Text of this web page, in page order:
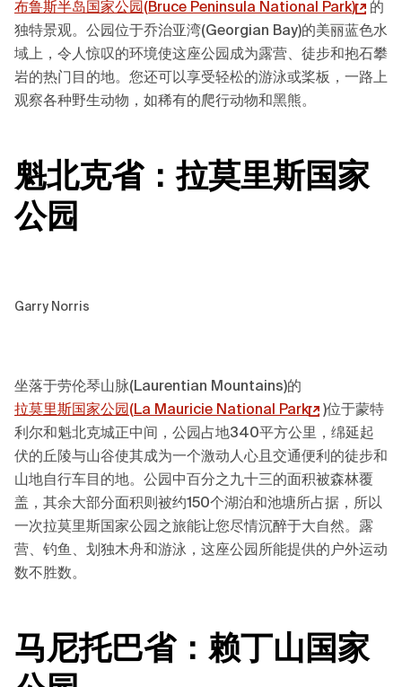
布鲁斯半岛国家公园(Bruce Peninsula National Park)
的
独特景观。公园位于乔治亚湾(Georgian Bay)的美丽蓝色水
域上，令人惊叹的环境使这座公园成为露营、徒步和抱石攀
岩的热门目的地。您还可以享受轻松的游泳或桨板，一路上
观察各种野生动物，如稀有的爬行动物和黑熊。
魁北克省：拉莫里斯国家
公园
Garry Norris
坐落于劳伦琴山脉(Laurentian Mountains)的
拉莫里斯国家公园(La Mauricie National Park
)位于蒙特
利尔和魁北克城正中间，公园占地340平方公里，绵延起
伏的丘陵与山谷使其成为一个激动人心且交通便利的徒步和
山地自行车目的地。公园中百分之九十三的面积被森林覆
盖，其余大部分面积则被约150个湖泊和池塘所占据，所以
一次拉莫里斯国家公园之旅能让您尽情沉醉于大自然。露
营、钓鱼、划独木舟和游泳，这座公园所能提供的户外运动
数不胜数。
马尼托巴省：赖丁山国家